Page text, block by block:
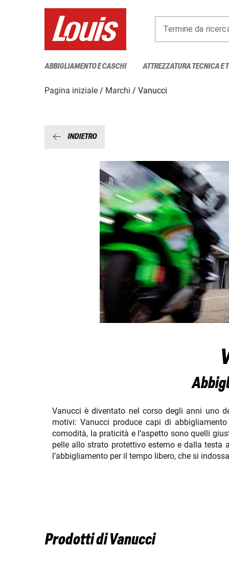
Termine da
ABBIGLIAMENTO E CASCHI ATTREZZATURA TECNICA E
Pagina iniziale Marchi Vanucci
INDIETRO
Vanucci è diventato nel corso degli anni uno
motivi: Vanucci produce capi di
comodità, la praticità e l’aspetto sono quelli
pelle allo strato protettivo esterno e dalla testa
l’abbigliamento per il tempo libero, che si
Prodotti di Vanucci